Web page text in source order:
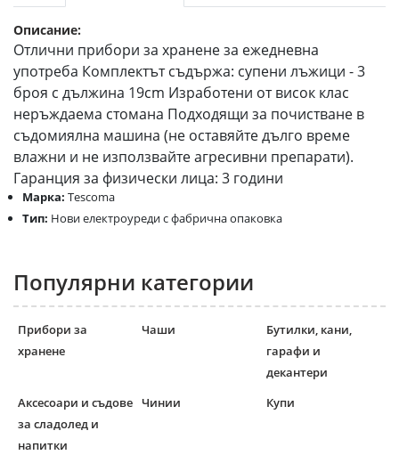
Описание:
Отлични прибори за хранене за ежедневна
употреба Комплектът съдържа: супени лъжици - 3
броя с дължина 19cm Изработени от висок клас
неръждаема стомана Подходящи за почистване в
съдомиялна машина (не оставяйте дълго време
влажни и не използвайте агресивни препарати).
Гаранция за физически лица: 3 години
Марка: Tescoma
Тип: Нови електроуреди с фабрична опаковка
Популярни категории
Прибори за
хранене
Чаши
Бутилки, кани,
гарафи и
декантери
Аксесоари и съдове
за сладолед и
напитки
Чинии Купи